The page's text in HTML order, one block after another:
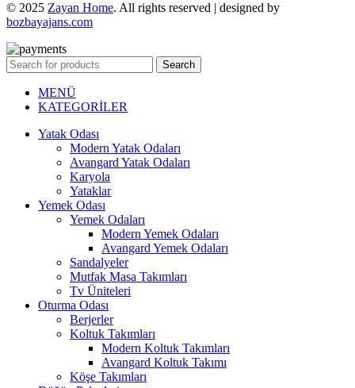
© 2025 Zayan Home. All rights reserved | designed by
bozbayajans.com
Search
MENÜ
KATEGORİLER
Yatak Odası
Modern Yatak Odaları
Avangard Yatak Odaları
Karyola
Yataklar
Yemek Odası
Yemek Odaları
Modern Yemek Odaları
Avangard Yemek Odaları
Sandalyeler
Mutfak Masa Takımları
Tv Üniteleri
Oturma Odası
Berjerler
Koltuk Takımları
Modern Koltuk Takımları
Avangard Koltuk Takımı
Köşe Takımları